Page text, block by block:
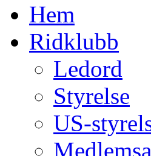
Hem
Ridklubb
Ledord
Styrelse
US-